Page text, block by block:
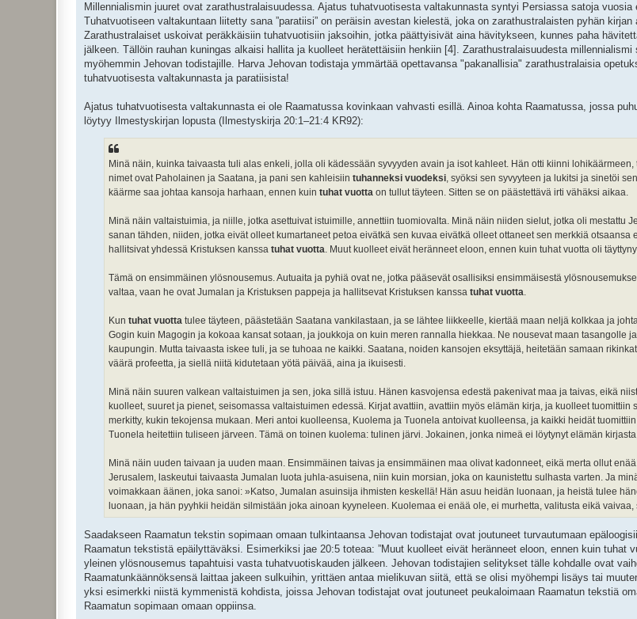
Millennialismin juuret ovat zarathustralaisuudessa. Ajatus tuhatvuotisesta valtakunnasta syntyi Persiassa satoja vuosia
Tuhatvuotiseen valtakuntaan liitetty sana ”paratiisi” on peräisin avestan kielestä, joka on zarathustralaisten pyhän kirjan
Zarathustralaiset uskoivat peräkkäisiin tuhatvuotisiin jaksoihin, jotka päättyisivät aina hävitykseen, kunnes paha
jälkeen. Tällöin rauhan kuningas alkaisi hallita ja kuolleet herätettäisiin henkiin [4]. Zarathustralaisuudesta
myöhemmin Jehovan todistajille. Harva Jehovan todistaja ymmärtää opettavansa "pakanallisia" zarathustralaisia
tuhatvuotisesta valtakunnasta ja paratiisista!
Ajatus tuhatvuotisesta valtakunnasta ei ole Raamatussa kovinkaan vahvasti esillä. Ainoa kohta Raamatussa, jossa
löytyy Ilmestyskirjan lopusta (Ilmestyskirja 20:1–21:4 KR92):
Minä näin, kuinka taivaasta tuli alas enkeli, jolla oli kädessään syvyyden avain ja isot kahleet. Hän otti kiinni
nimet ovat Paholainen ja Saatana, ja pani sen kahleisiin tuhanneksi vuodeksi, syöksi sen syvyyteen ja lukitsi ja sinetöi
käärme saa johtaa kansoja harhaan, ennen kuin tuhat vuotta on tullut täyteen. Sitten se on päästettävä irti vähäksi aikaa.
Minä näin valtaistuimia, ja niille, jotka asettuivat istuimille, annettiin tuomiovalta. Minä näin niiden sielut, jotka oli mestattu
sanan tähden, niiden, jotka eivät olleet kumartaneet petoa eivätkä sen kuvaa eivätkä olleet ottaneet sen merkkiä otsaansa
hallitsivat yhdessä Kristuksen kanssa tuhat vuotta. Muut kuolleet eivät heränneet eloon, ennen kuin tuhat vuotta oli
Tämä on ensimmäinen ylösnousemus. Autuaita ja pyhiä ovat ne, jotka pääsevät osallisiksi ensimmäisestä
valtaa, vaan he ovat Jumalan ja Kristuksen pappeja ja hallitsevat Kristuksen kanssa tuhat vuotta.
Kun tuhat vuotta tulee täyteen, päästetään Saatana vankilastaan, ja se lähtee liikkeelle, kiertää maan neljä kolkkaa ja
Gogin kuin Magogin ja kokoaa kansat sotaan, ja joukkoja on kuin meren rannalla hiekkaa. Ne nousevat maan tasangolle
kaupungin. Mutta taivaasta iskee tuli, ja se tuhoaa ne kaikki. Saatana, noiden kansojen eksyttäjä, heitetään samaan
väärä profeetta, ja siellä niitä kidutetaan yötä päivää, aina ja ikuisesti.
Minä näin suuren valkean valtaistuimen ja sen, joka sillä istuu. Hänen kasvojensa edestä pakenivat maa ja taivas, eikä
kuolleet, suuret ja pienet, seisomassa valtaistuimen edessä. Kirjat avattiin, avattiin myös elämän kirja, ja kuolleet tuomittiin
merkitty, kukin tekojensa mukaan. Meri antoi kuolleensa, Kuolema ja Tuonela antoivat kuolleensa, ja kaikki heidät
Tuonela heitettiin tuliseen järveen. Tämä on toinen kuolema: tulinen järvi. Jokainen, jonka nimeä ei löytynyt elämän
Minä näin uuden taivaan ja uuden maan. Ensimmäinen taivas ja ensimmäinen maa olivat kadonneet, eikä merta ollut
Jerusalem, laskeutui taivaasta Jumalan luota juhla-asuisena, niin kuin morsian, joka on kaunistettu sulhasta varten. Ja
voimakkaan äänen, joka sanoi: »Katso, Jumalan asuinsija ihmisten keskellä! Hän asuu heidän luonaan, ja heistä tulee
luonaan, ja hän pyyhkii heidän silmistään joka ainoan kyyneleen. Kuolemaa ei enää ole, ei murhetta, valitusta eikä
Saadakseen Raamatun tekstin sopimaan omaan tulkintaansa Jehovan todistajat ovat joutuneet turvautumaan
Raamatun tekstistä epäilyttäväksi. Esimerkiksi jae 20:5 toteaa: ”Muut kuolleet eivät heränneet eloon, ennen kuin tuhat
yleinen ylösnousemus tapahtuisi vasta tuhatvuotiskauden jälkeen. Jehovan todistajien selitykset tälle kohdalle ovat
Raamatunkäännöksensä laittaa jakeen sulkuihin, yrittäen antaa mielikuvan siitä, että se olisi myöhempi lisäys tai
yksi esimerkki niistä kymmenistä kohdista, joissa Jehovan todistajat ovat joutuneet peukaloimaan Raamatun tekstiä
Raamatun sopimaan omaan oppiinsa.